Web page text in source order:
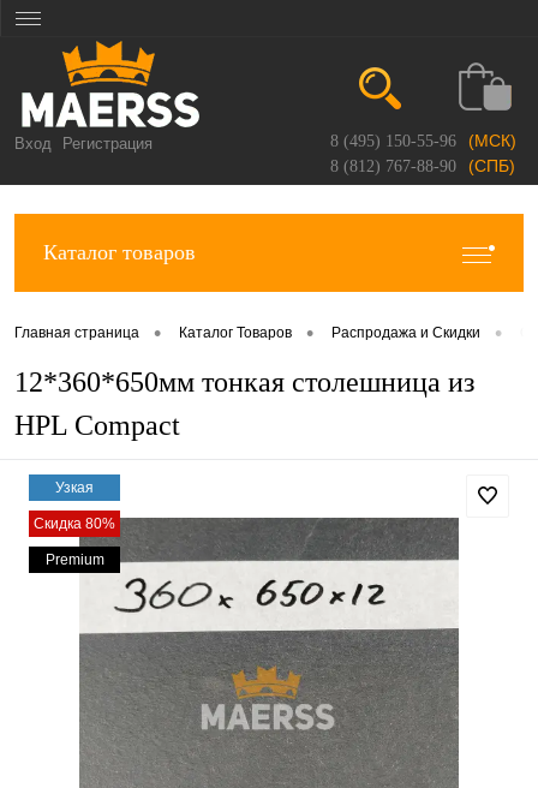
Вход Регистрация 8 (495) 150-55-96 (МСК)
8 (812) 767-88-90 (СПБ)
Каталог товаров
Главная страница • Каталог Товаров • Распродажа и Скидки •
12*360*650мм тонкая столешница из
HPL Compact
Узкая
Скидка 80%
Premium